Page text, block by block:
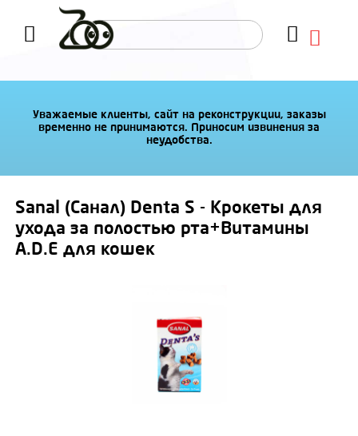
Уважаемые клиенты, сайт на реконструкции, заказы
временно не принимаются. Приносим извинения за
неудобства.
Sanal (Санал) Denta S - Крокеты для
ухода за полостью рта+Витамины
A.D.E для кошек